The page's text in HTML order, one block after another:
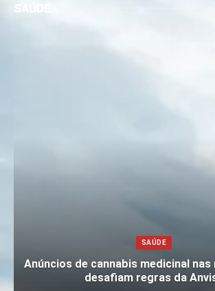
SAÚDE
SAÚDE
Anúncios de cannabis medicinal
desafiam regras da